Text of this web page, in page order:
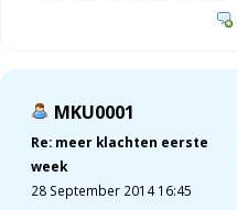
MKU0001
Re: meer klachten eerste
week
28 September 2014 16:45